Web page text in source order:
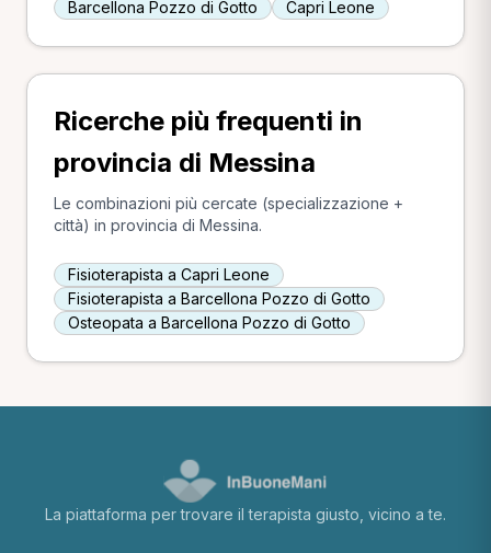
Barcellona Pozzo di Gotto Capri Leone
Ricerche più frequenti in
provincia di Messina
Le combinazioni più cercate (specializzazione +
città) in provincia di Messina.
Fisioterapista a Capri Leone
Fisioterapista a Barcellona Pozzo di Gotto
Osteopata a Barcellona Pozzo di Gotto
La piattaforma per trovare il terapista giusto, vicino a te.